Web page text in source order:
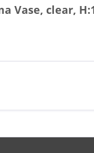
Vase, clear,